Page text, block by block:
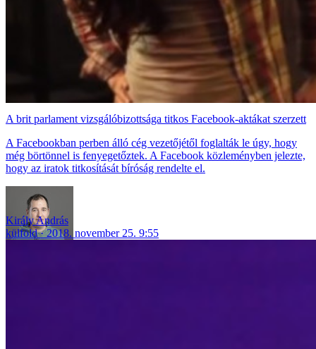
A brit parlament vizsgálóbizottsága titkos Facebook-aktákat szerzett
A Facebookban perben álló cég vezetőjétől foglalták le úgy, hogy
még börtönnel is fenyegetőztek. A Facebook közleményben jelezte,
hogy az iratok titkosítását bíróság rendelte el.
Király András
külföld
2018. november 25. 9:55